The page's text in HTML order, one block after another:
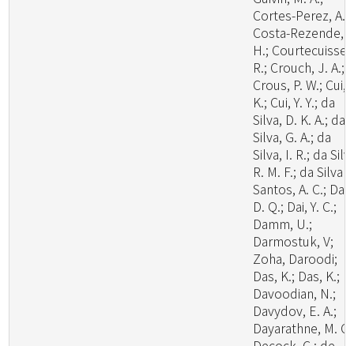
Cortes-Perez, A.;
Costa-Rezende,
H.; Courtecuisse,
R.; Crouch, J. A.;
Crous, P. W.; Cui,
K.; Cui, Y. Y.; da
Silva, D. K. A.; da
Silva, G. A.; da
Silva, I. R.; da
R. M. F.; da Silva
Santos, A. C.; Dai,
D. Q.; Dai, Y. C.;
Damm, U.;
Darmostuk, V;
Zoha, Daroodi;
Das, K.; Das, K.;
Davoodian, N.;
Davydov, E. A.;
Dayarathne, M.